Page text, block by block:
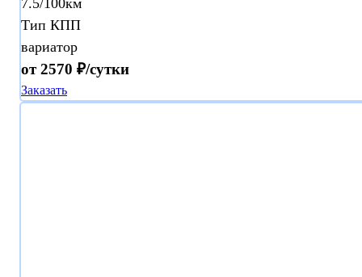
Тип КПП
вариатор
от 2570 ₽/сутки
Заказать